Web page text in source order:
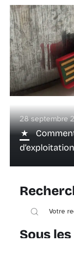
28 septembre
Sous